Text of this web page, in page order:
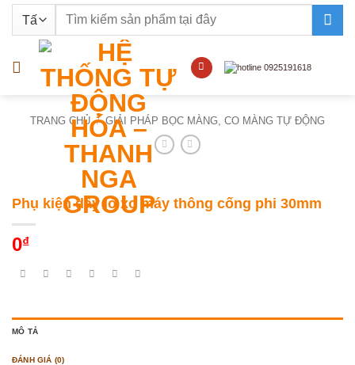
nội
Tìm
TRANG CHỦ / GIẢI PHÁP BỌC MÀNG, CO MÀNG TỰ ĐỘNG
Phụ kiện dây lò xo máy thông cống phi 30mm
0₫
MÔ TẢ
ĐÁNH GIÁ (0)